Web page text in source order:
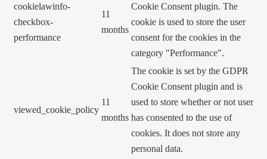
cookielawinfo-
checkbox-
performance
11
months
Cookie Consent plugin. The
cookie is used to store the user
consent for the cookies in the
category "Performance".
viewed_cookie_policy
11
months
The cookie is set by the GDPR
Cookie Consent plugin and is
used to store whether or not user
has consented to the use of
cookies. It does not store any
personal data.